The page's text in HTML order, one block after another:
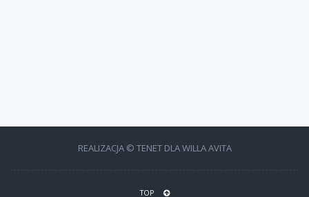
REALIZACJA © TENET DLA WILLA AVITA
TOP